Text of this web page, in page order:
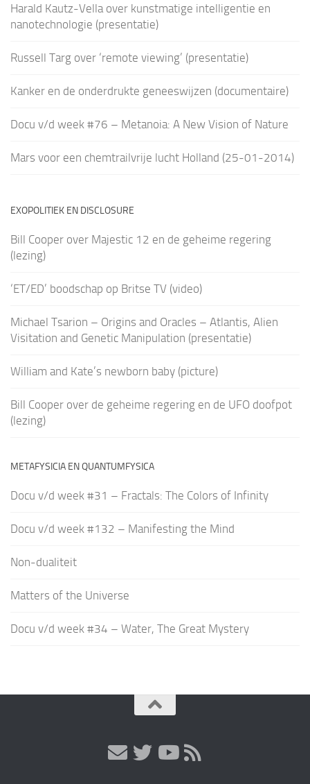
Harald Kautz-Vella over kunstmatige intelligentie en
nanotechnologie (presentatie)
Russell Targ over ‘remote viewing’ (presentatie)
Kanker en de onderdrukte geneeswijzen (documentaire)
Docu v/d week #76 – Metanoia: A New Vision of Nature
Mars voor een chemtrailvrije lucht Holland (25-01-2014)
EXOPOLITIEK EN DISCLOSURE
Bill Cooper over Majestic 12 en de geheime regering
(lezing)
‘ET/ED’ boodschap op Britse TV (video)
Michael Tsarion – Origins and Oracles – Atlantis, Alien
Visitation and Genetic Manipulation (presentatie)
William and Kate’s newborn baby (picture)
Bill Cooper over de geheime regering en de UFO doofpot
(lezing)
METAFYSICIA EN QUANTUMFYSICA
Docu v/d week #31 – Fractals: The Colors of Infinity
Docu v/d week #132 – Manifesting the Mind
Non-dualiteit
Matters of the Universe
Docu v/d week #34 – Water, The Great Mystery